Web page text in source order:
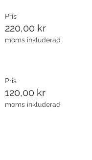
Pris
220,00 kr
moms inkluderad
Pris
120,00 kr
moms inkluderad